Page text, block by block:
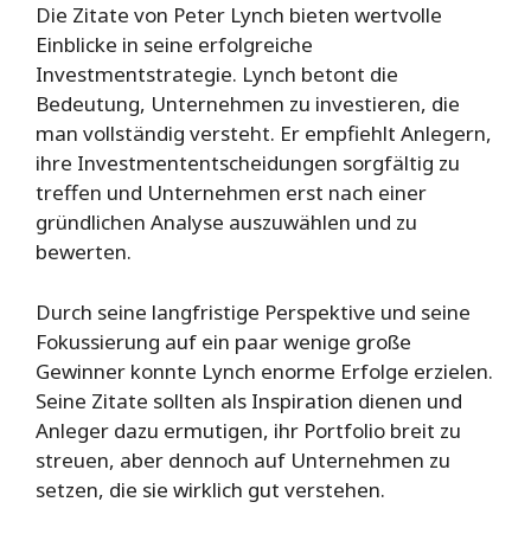
Die Zitate von Peter Lynch bieten wertvolle
Einblicke in seine erfolgreiche
Investmentstrategie. Lynch betont die
Bedeutung, Unternehmen zu investieren, die
man vollständig versteht. Er empfiehlt Anlegern,
ihre Investmententscheidungen sorgfältig zu
treffen und Unternehmen erst nach einer
gründlichen Analyse auszuwählen und zu
bewerten.
Durch seine langfristige Perspektive und seine
Fokussierung auf ein paar wenige große
Gewinner konnte Lynch enorme Erfolge erzielen.
Seine Zitate sollten als Inspiration dienen und
Anleger dazu ermutigen, ihr Portfolio breit zu
streuen, aber dennoch auf Unternehmen zu
setzen, die sie wirklich gut verstehen.